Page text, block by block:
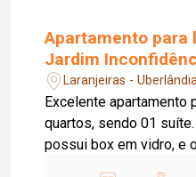
Apartamento para
Jardim
Laranjeiras -
Excelente apartamento
quartos, sendo 01
possui box em vidro, e